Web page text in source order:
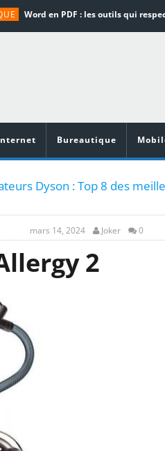
Bureautique
Dyson : Top 8 des
mars 14, 2024 Joker 0
2